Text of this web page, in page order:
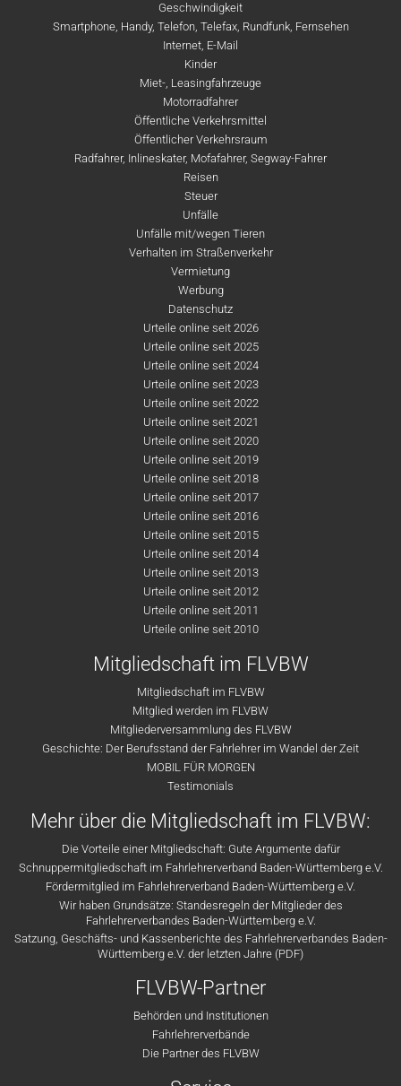
Geschwindigkeit
Smartphone, Handy, Telefon, Telefax, Rundfunk, Fernsehen
Internet, E-Mail
Kinder
Miet-, Leasingfahrzeuge
Motorradfahrer
Öffentliche Verkehrsmittel
Öffentlicher Verkehrsraum
Radfahrer, Inlineskater, Mofafahrer, Segway-Fahrer
Reisen
Steuer
Unfälle
Unfälle mit/wegen Tieren
Verhalten im Straßenverkehr
Vermietung
Werbung
Datenschutz
Urteile online seit 2026
Urteile online seit 2025
Urteile online seit 2024
Urteile online seit 2023
Urteile online seit 2022
Urteile online seit 2021
Urteile online seit 2020
Urteile online seit 2019
Urteile online seit 2018
Urteile online seit 2017
Urteile online seit 2016
Urteile online seit 2015
Urteile online seit 2014
Urteile online seit 2013
Urteile online seit 2012
Urteile online seit 2011
Urteile online seit 2010
Mitgliedschaft im FLVBW
Mitgliedschaft im FLVBW
Mitglied werden im FLVBW
Mitgliederversammlung des FLVBW
Geschichte: Der Berufsstand der Fahrlehrer im Wandel der Zeit
MOBIL FÜR MORGEN
Testimonials
Mehr über die Mitgliedschaft im FLVBW:
Die Vorteile einer Mitgliedschaft: Gute Argumente dafür
Schnuppermitgliedschaft im Fahrlehrerverband Baden-Württemberg e.V.
Fördermitglied im Fahrlehrerverband Baden-Württemberg e.V.
Wir haben Grundsätze: Standesregeln der Mitglieder des
Fahrlehrerverbandes Baden-Württemberg e.V.
Satzung, Geschäfts- und Kassenberichte des Fahrlehrerverbandes Baden-
Württemberg e.V. der letzten Jahre (PDF)
FLVBW-Partner
Behörden und Institutionen
Fahrlehrerverbände
Die Partner des FLVBW